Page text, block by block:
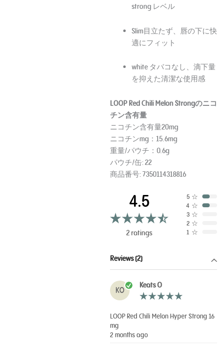
strong レベル
Slim目立たず、唇の下に快
適にフィット
white タバコなし、滴下量
を抑えた清潔な使用感
LOOP Red Chili Melon Strongのニコ
チン含有量
ニコチン含有量20mg
ニコチンmg：15.6mg
重量/パウチ：0.6g
パウチ/缶: 22
商品番号: 7350114318816
4.5
2 ratings
5 ☆
4 ☆
3 ☆
2 ☆
1 ☆
Reviews (2)
KO
Keats O
LOOP Red Chili Melon Hyper Strong 16
mg
2 months ago